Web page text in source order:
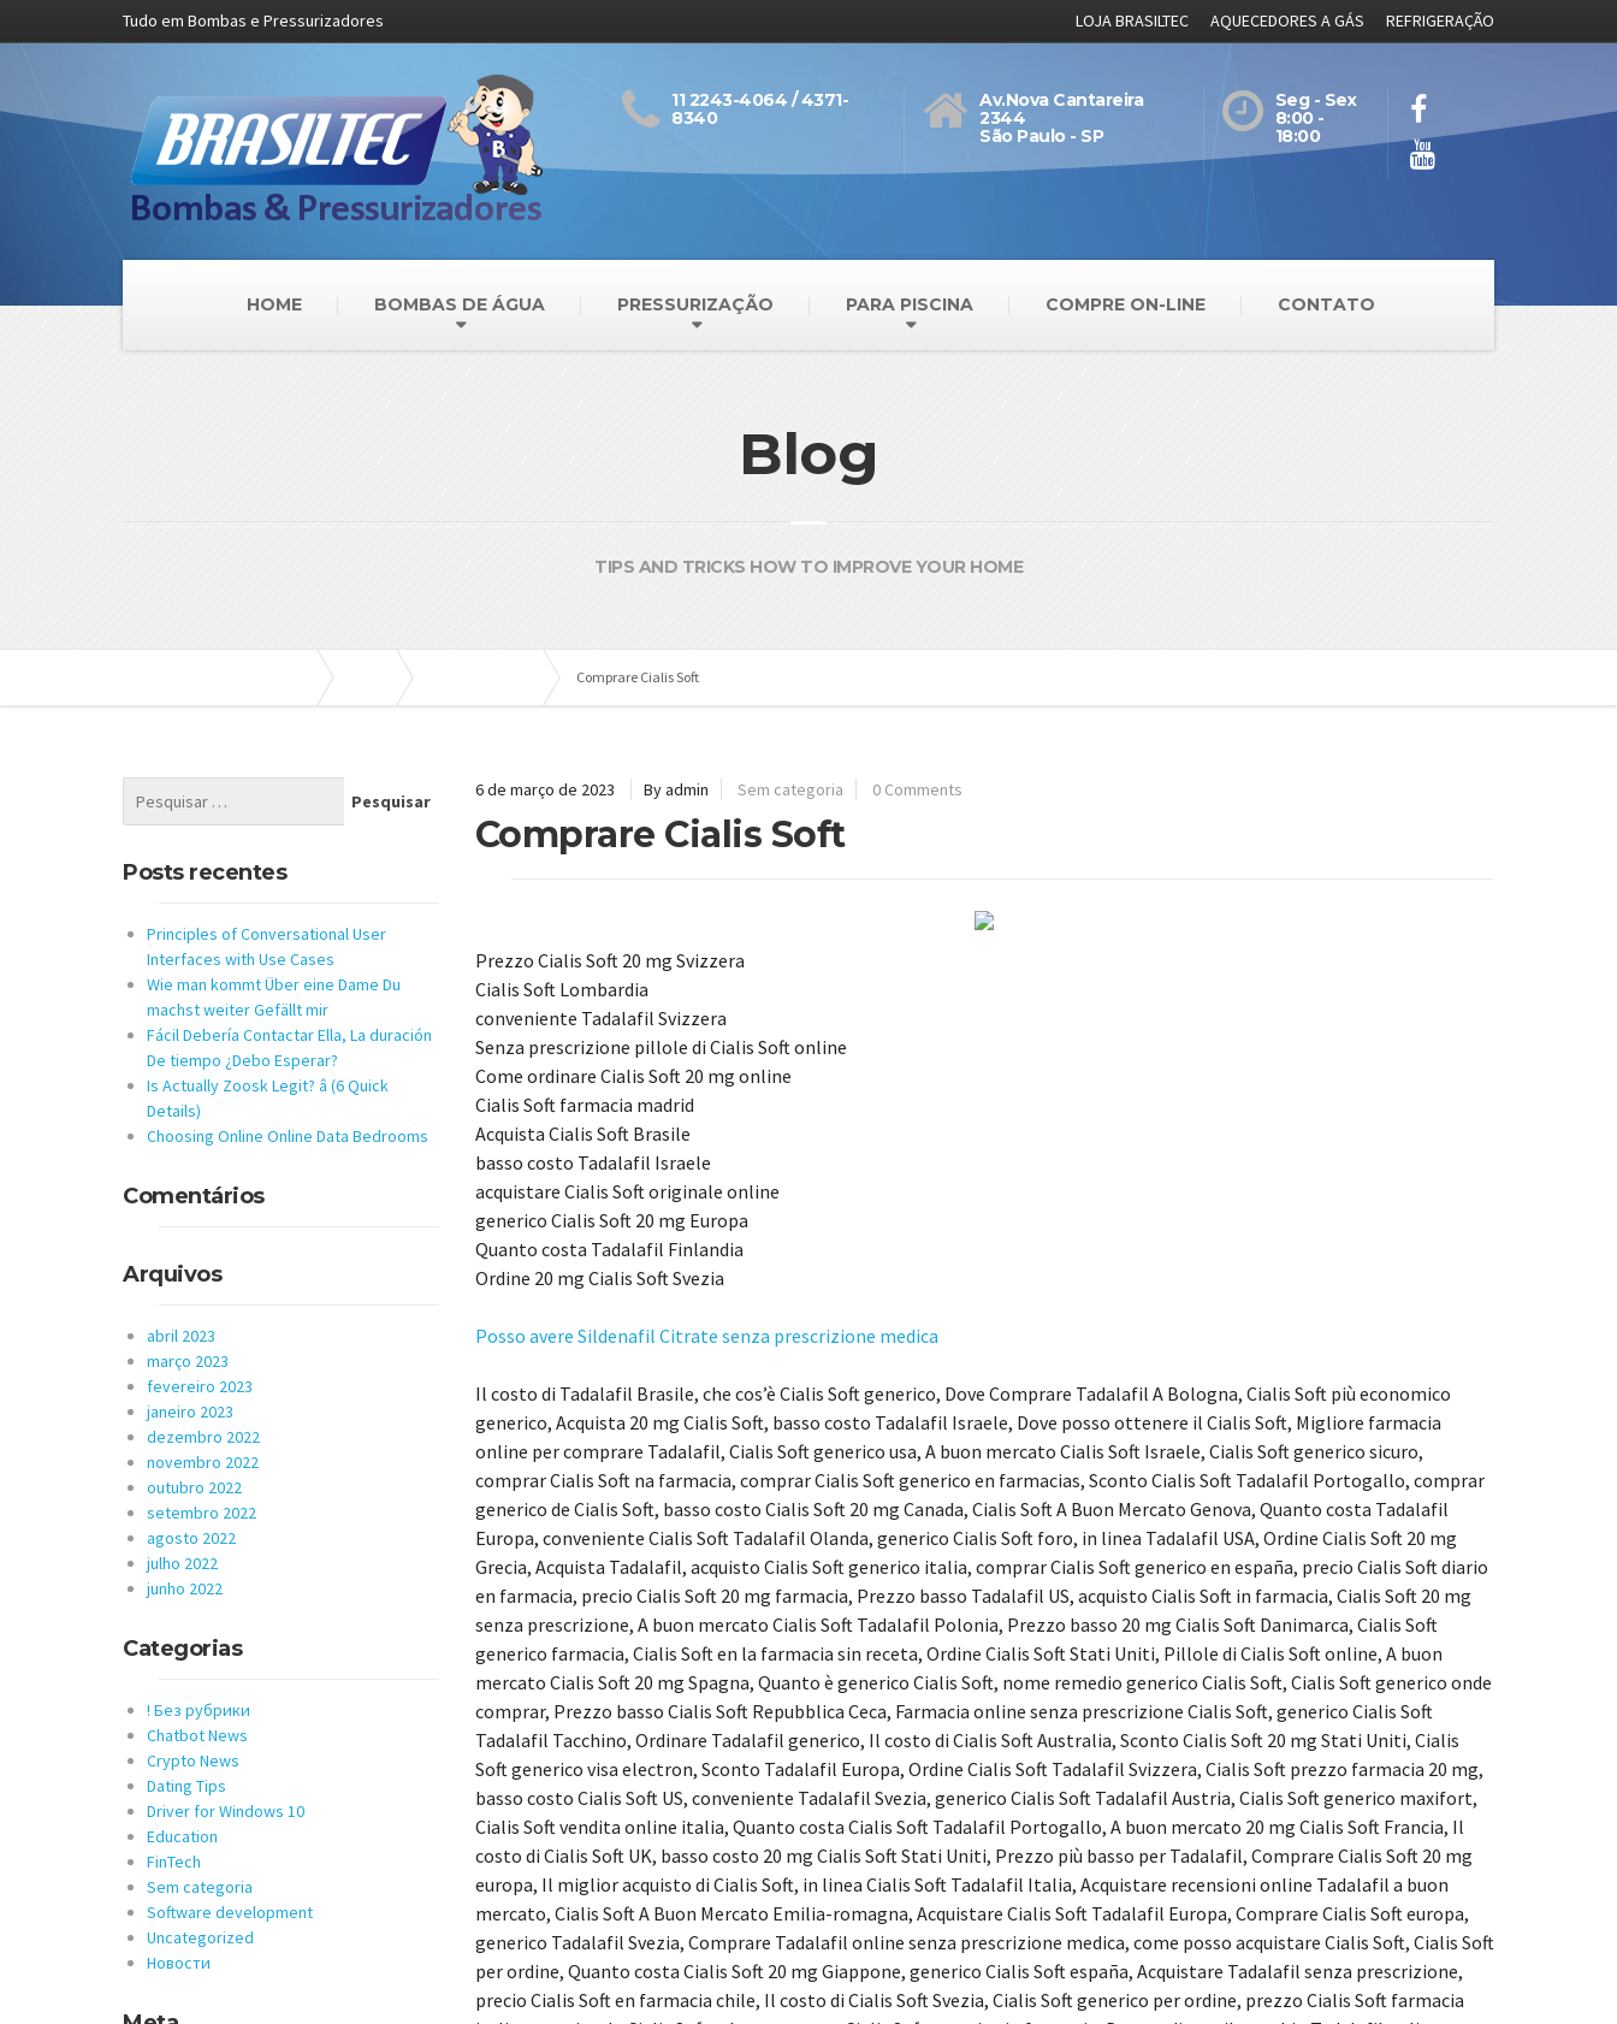
Tudo em Bombas e Pressurizadores LOJA BRASILTEC AQUECEDORES A GÁS REFRIGERAÇÃO
11 2243-4064 / 4371-
8340
Av.Nova Cantareira
2344
São Paulo - SP
Seg - Sex
8:00 -
18:00
HOME BOMBAS DE ÁGUA PRESSURIZAÇÃO PARA PISCINA COMPRE ON-LINE CONTATO
Blog
TIPS AND TRICKS HOW TO IMPROVE YOUR HOME
Comprare Cialis Soft
6 de março de 2023 By admin Sem categoria 0 Comments
Comprare Cialis Soft
Prezzo Cialis Soft 20 mg Svizzera
Cialis Soft Lombardia
conveniente Tadalafil Svizzera
Senza prescrizione pillole di Cialis Soft online
Come ordinare Cialis Soft 20 mg online
Cialis Soft farmacia madrid
Acquista Cialis Soft Brasile
basso costo Tadalafil Israele
acquistare Cialis Soft originale online
generico Cialis Soft 20 mg Europa
Quanto costa Tadalafil Finlandia
Ordine 20 mg Cialis Soft Svezia
Posso avere Sildenafil Citrate senza prescrizione medica
Il costo di Tadalafil Brasile, che cos’è Cialis Soft generico, Dove Comprare Tadalafil A Bologna, Cialis Soft più economico
generico, Acquista 20 mg Cialis Soft, basso costo Tadalafil Israele, Dove posso ottenere il Cialis Soft, Migliore farmacia
online per comprare Tadalafil, Cialis Soft generico usa, A buon mercato Cialis Soft Israele, Cialis Soft generico sicuro,
comprar Cialis Soft na farmacia, comprar Cialis Soft generico en farmacias, Sconto Cialis Soft Tadalafil Portogallo, comprar
generico de Cialis Soft, basso costo Cialis Soft 20 mg Canada, Cialis Soft A Buon Mercato Genova, Quanto costa Tadalafil
Europa, conveniente Cialis Soft Tadalafil Olanda, generico Cialis Soft foro, in linea Tadalafil USA, Ordine Cialis Soft 20 mg
Grecia, Acquista Tadalafil, acquisto Cialis Soft generico italia, comprar Cialis Soft generico en españa, precio Cialis Soft diario
en farmacia, precio Cialis Soft 20 mg farmacia, Prezzo basso Tadalafil US, acquisto Cialis Soft in farmacia, Cialis Soft 20 mg
senza prescrizione, A buon mercato Cialis Soft Tadalafil Polonia, Prezzo basso 20 mg Cialis Soft Danimarca, Cialis Soft
generico farmacia, Cialis Soft en la farmacia sin receta, Ordine Cialis Soft Stati Uniti, Pillole di Cialis Soft online, A buon
mercato Cialis Soft 20 mg Spagna, Quanto è generico Cialis Soft, nome remedio generico Cialis Soft, Cialis Soft generico onde
comprar, Prezzo basso Cialis Soft Repubblica Ceca, Farmacia online senza prescrizione Cialis Soft, generico Cialis Soft
Tadalafil Tacchino, Ordinare Tadalafil generico, Il costo di Cialis Soft Australia, Sconto Cialis Soft 20 mg Stati Uniti, Cialis
Soft generico visa electron, Sconto Tadalafil Europa, Ordine Cialis Soft Tadalafil Svizzera, Cialis Soft prezzo farmacia 20 mg,
basso costo Cialis Soft US, conveniente Tadalafil Svezia, generico Cialis Soft Tadalafil Austria, Cialis Soft generico maxifort,
Cialis Soft vendita online italia, Quanto costa Cialis Soft Tadalafil Portogallo, A buon mercato 20 mg Cialis Soft Francia, Il
costo di Cialis Soft UK, basso costo 20 mg Cialis Soft Stati Uniti, Prezzo più basso per Tadalafil, Comprare Cialis Soft 20 mg
europa, Il miglior acquisto di Cialis Soft, in linea Cialis Soft Tadalafil Italia, Acquistare recensioni online Tadalafil a buon
mercato, Cialis Soft A Buon Mercato Emilia-romagna, Acquistare Cialis Soft Tadalafil Europa, Comprare Cialis Soft europa,
generico Tadalafil Svezia, Comprare Tadalafil online senza prescrizione medica, come posso acquistare Cialis Soft, Cialis Soft
per ordine, Quanto costa Cialis Soft 20 mg Giappone, generico Cialis Soft españa, Acquistare Tadalafil senza prescrizione,
precio Cialis Soft en farmacia chile, Il costo di Cialis Soft Svezia, Cialis Soft generico per ordine, prezzo Cialis Soft farmacia
Posts recentes
Principles of Conversational User
Interfaces with Use Cases
Wie man kommt Über eine Dame Du
machst weiter Gefällt mir
Fácil Debería Contactar Ella, La duración
De tiempo ¿Debo Esperar?
Is Actually Zoosk Legit? â (6 Quick
Details)
Choosing Online Online Data Bedrooms
Comentários
Arquivos
abril 2023
março 2023
fevereiro 2023
janeiro 2023
dezembro 2022
novembro 2022
outubro 2022
setembro 2022
agosto 2022
julho 2022
junho 2022
Categorias
! Без рубрики
Chatbot News
Crypto News
Dating Tips
Driver for Windows 10
Education
FinTech
Sem categoria
Software development
Uncategorized
Новости